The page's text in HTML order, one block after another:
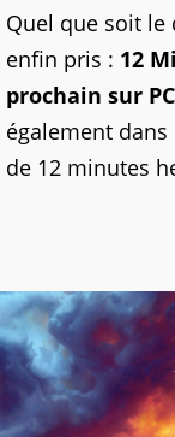
Quel que soit le
enfin pris : 12
prochain sur
également dans
de 12 minutes